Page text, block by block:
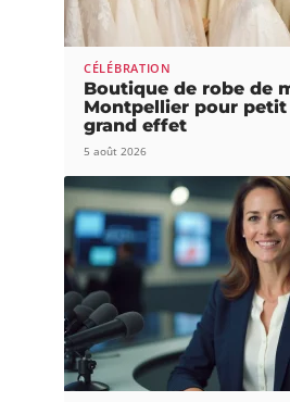
CÉLÉBRATION
Boutique de robe de
Montpellier pour
grand effet
5 août 2026